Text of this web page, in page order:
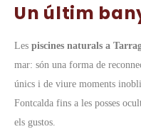
Un últim
Les piscines naturals a
mar: són una forma de
únics i de viure moments
Fontcalda fins a les posses
els gustos.